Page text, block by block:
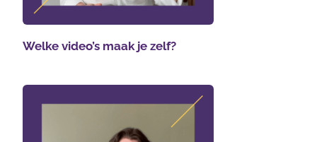
Welke video’s maak je zelf?